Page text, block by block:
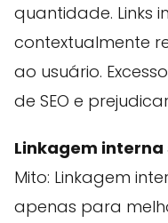
quantidade. Links
contextualmente
ao usuário.
de SEO e
Linkagem interna
Mito: Linkagem
apenas para